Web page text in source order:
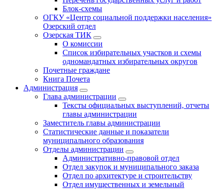
Блок-схемы
ОГКУ «Центр социальной поддержки населения»
Озерский отдел
Озерская ТИК
О комиссии
Список избирательных участков и схемы
одномандатных избирательных округов
Почетные граждане
Книга Почета
Администрация
Глава администрации
Тексты официальных выступлений, отчеты
главы администрации
Заместитель главы администрации
Статистические данные и показатели
муниципального образования
Отделы администрации
Административно-правовой отдел
Отдел закупок и муниципального заказа
Отдел по архитектуре и строительству
Отдел имущественных и земельный